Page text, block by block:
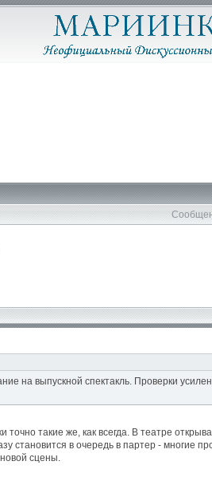
на выпускной спектакль. Проверки
такие же, как всегда. В театре
становится в очередь в партер -
сцены.